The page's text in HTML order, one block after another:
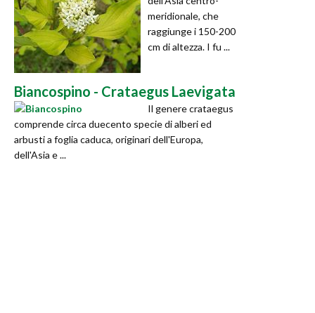
meridionale, che
raggiunge i 150-200
cm di altezza. I fu ...
Biancospino - Crataegus Laevigata
Il genere crataegus
comprende circa duecento specie di alberi ed
arbusti a foglia caduca, originari dell'Europa,
dell'Asia e ...